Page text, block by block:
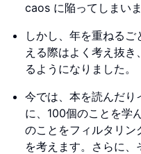
caos に陥ってしまいま
しかし、年を重ねる
える際はよく考え抜
るようになりました。
今では、本を読んだり
に、100個のことを学
のことをフィルタリ
を考えます。さらに